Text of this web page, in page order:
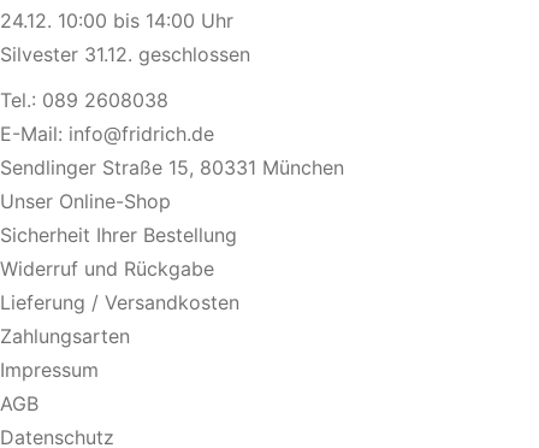
24.12. 10:00 bis 14:00 Uhr
Silvester 31.12. geschlossen
Tel.: 089 2608038
E-Mail: info@fridrich.de
Sendlinger Straße 15, 80331 München
Unser Online-Shop
Sicherheit Ihrer Bestellung
Widerruf und Rückgabe
Lieferung / Versandkosten
Zahlungsarten
Impressum
AGB
Datenschutz